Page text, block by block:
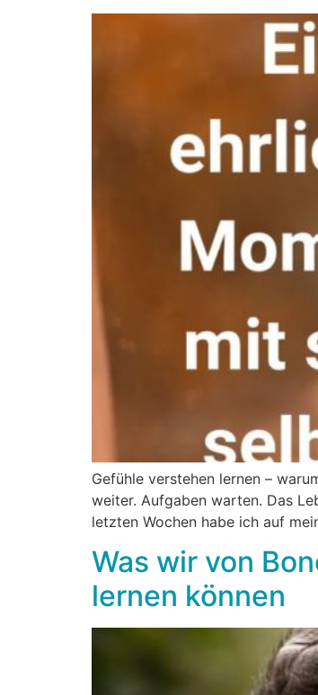
Gefühle verstehen lernen –
weiter. Aufgaben warten. Das
letzten Wochen habe ich auf
Was wir von
lernen können